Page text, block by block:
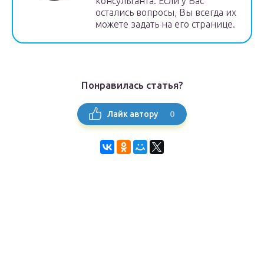
остались вопросы, Вы всегда их
можете задать на его странице.
Понравилась статья?
Лайк автору 0